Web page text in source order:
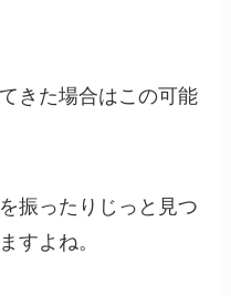
きた場合はこの可能
振ったりじっと見つ
すよね。